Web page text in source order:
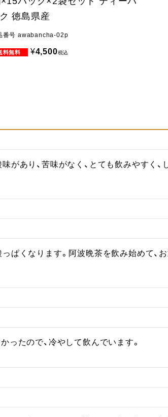
徳島県産
番号 awabancha-02p
¥4,500税込
があり、苦味がなく、とても飲みやすく
ぱくなります。阿波晩茶を飲み始めて、
ったので、冷やして飲んでいます。